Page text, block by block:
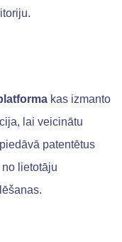
kas izmanto
lai veicinātu
patentētus
lietotāju